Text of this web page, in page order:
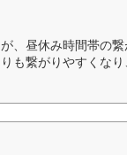
、昼休み時間帯の
も繋がりやすくなり